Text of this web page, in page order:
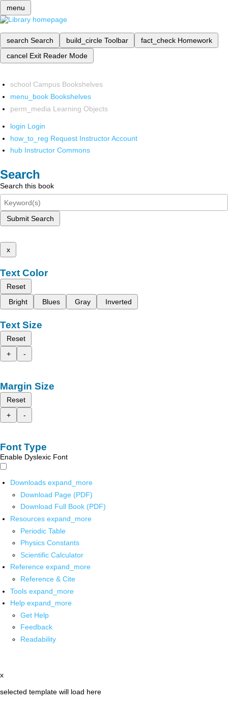
menu
search Search build_circle Toolbar fact_check Homework
cancel Exit Reader Mode
school Campus Bookshelves
menu_book Bookshelves
perm_media Learning Objects
login Login
how_to_reg Request Instructor Account
hub Instructor Commons
Search
Search this book
Submit Search
x
Text Color
Reset
Bright
Blues Gray Inverted
Text Size
Reset
+
-
Margin Size
Reset
+
-
Font Type
Enable Dyslexic Font
Downloads expand_more
Download Page (PDF)
Download Full Book (PDF)
Resources expand_more
Periodic Table
Physics Constants
Scientific Calculator
Reference expand_more
Reference & Cite
Tools expand_more
Help expand_more
Get Help
Feedback
Readability
x
selected template will load here